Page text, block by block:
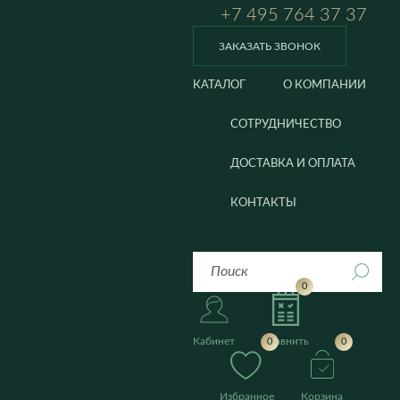
+7 495 764 37 37
ЗАКАЗАТЬ ЗВОНОК
КАТАЛОГ О КОМПАНИИ
СОТРУДНИЧЕСТВО
ДОСТАВКА И ОПЛАТА
КОНТАКТЫ
Кабинет
0
Сравнить
0
Избранное
0
Корзина